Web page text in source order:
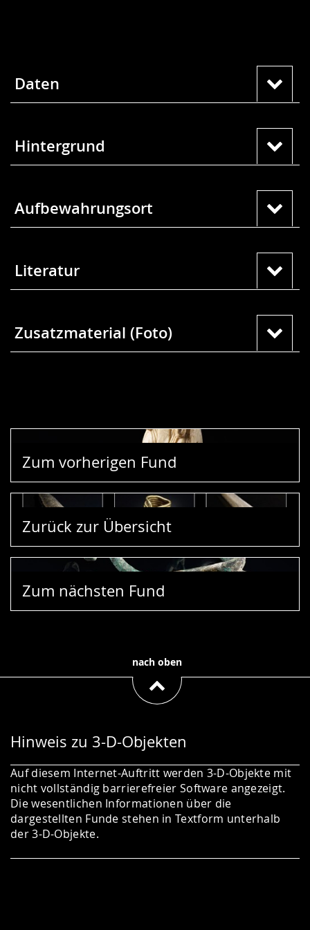
Daten
Hintergrund
Aufbewahrungsort
Literatur
Zusatzmaterial (Foto)
Zum vorherigen Fund
Zurück zur Übersicht
Zum nächsten Fund
nach oben
Hinweis zu 3-D-Objekten
Auf diesem Internet-Auftritt werden 3-D-Objekte mit
nicht vollständig barrierefreier Software angezeigt.
Die wesentlichen Informationen über die
dargestellten Funde stehen in Textform unterhalb
der 3-D-Objekte.